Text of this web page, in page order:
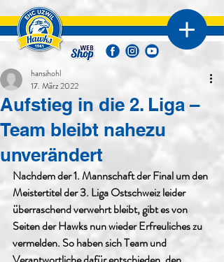
Aufstieg in die 2. Liga –
Team bleibt nahezu
unverändert
hansihohl
17. März 2022
Nachdem der 1. Mannschaft der Final um den
Meistertitel der 3. Liga Ostschweiz leider
überraschend verwehrt bleibt, gibt es von
Seiten der Hawks nun wieder Erfreuliches zu
vermelden. So haben sich Team und